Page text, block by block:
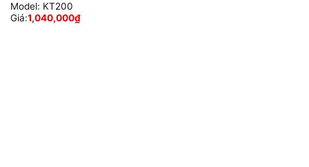
Model: KT200
Giá:1,040,000₫